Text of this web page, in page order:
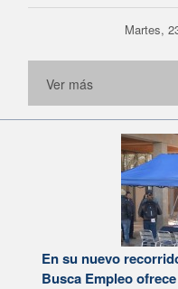
Martes,
Ver más
En su nuevo
Busca Empleo